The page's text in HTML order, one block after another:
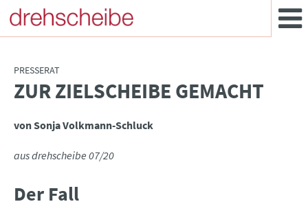
PRESSERAT
:ZUR ZIELSCHEIBE GEMACHT
von Sonja Volkmann-Schluck
aus drehscheibe 07/20
Der Fall